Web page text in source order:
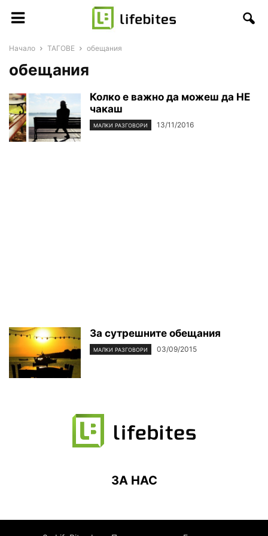
Начало ТАГОВЕ обещания
обещания
Колко е важно да можеш да НЕ
чакаш
МАЛКИ РАЗГОВОРИ 13/11/2016
За сутрешните обещания
МАЛКИ РАЗГОВОРИ 03/09/2015
ЗА НАС